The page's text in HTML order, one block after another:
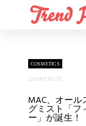
COSMETICS
2022年7月22日
MAC、オー
グミスト「フ
ー」が誕生！